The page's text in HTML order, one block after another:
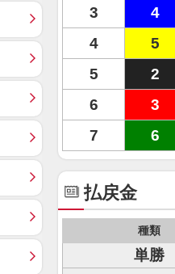
3
4
4
5
5
2
6
3
7
6
払戻金
種類
単勝